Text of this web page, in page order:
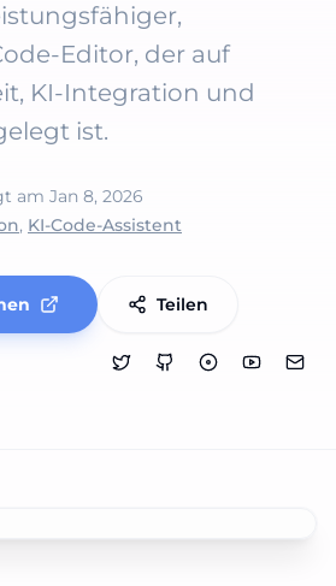
Editor, der auf
KI-Integration und
ist.
am Jan 8, 2026
, KI-Code-Assistent
Teilen